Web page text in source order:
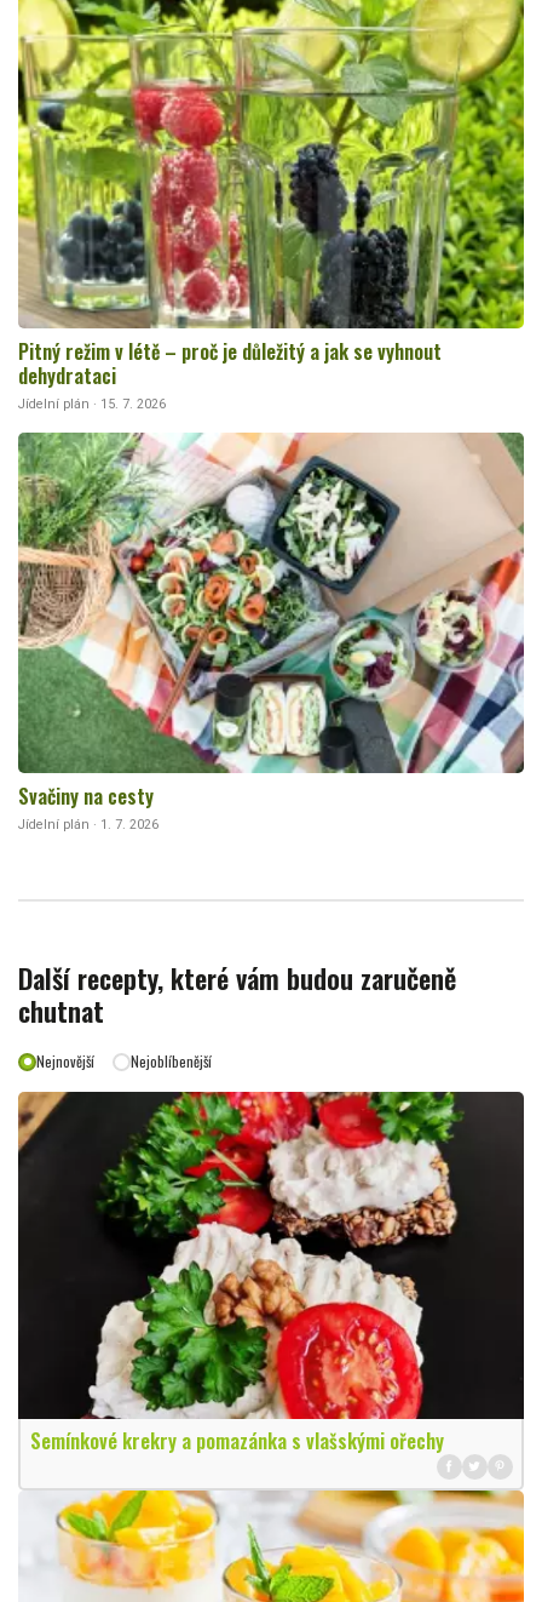
Pitný režim v létě – proč je důležitý a jak se vyhnout
dehydrataci
Jídelní plán · 15. 7. 2026
Svačiny na cesty
Jídelní plán · 1. 7. 2026
Další recepty, které vám budou zaručeně
chutnat
Nejnovější Nejoblíbenější
Semínkové krekry a pomazánka s vlašskými ořechy